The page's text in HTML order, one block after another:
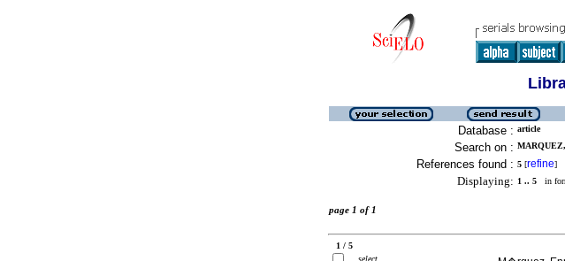
Database : article
Search on :
References found : 5 [refine]
Displaying: 1 .. 5 in
page 1 of 1
1 / 5
select